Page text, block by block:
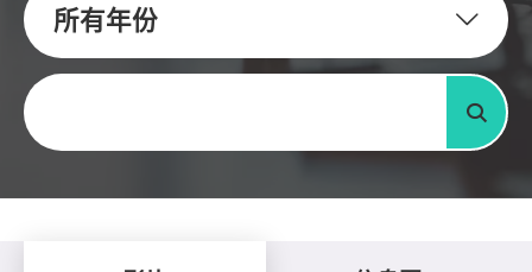
所有年份
关键字
搜寻